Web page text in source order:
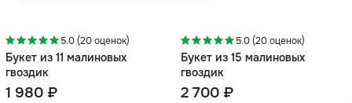
5.0 (20 оценок)
Букет из 11 малиновых
гвоздик
1 980 ₽
5.0 (20 оценок)
Букет из 15 малиновых
гвоздик
2 700 ₽